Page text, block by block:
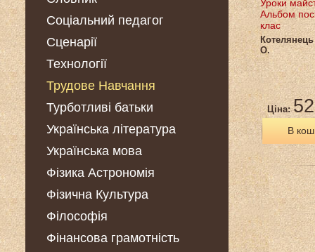
Соціальний педагог
Сценарії
Технології
Трудове Навчання
Турботливі батьки
Українська література
Українська мова
Фізика Астрономія
Фізична Культура
Філософія
Фінансова грамотність
Уроки
Альбом
клас
О.
Ціна:
В